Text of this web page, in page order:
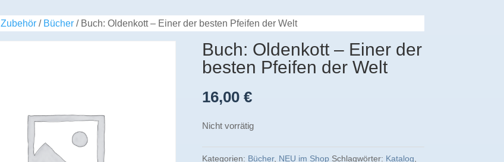
Zubehör/ Bücher/ Buch: Oldenkott – Einer der besten Pfeifen der Welt
Buch: Oldenkott – Einer der
besten Pfeifen der Welt
16,00 €
Nicht vorrätig
Kategorien: Bücher, NEU im Shop Schlagwörter: Katalog,